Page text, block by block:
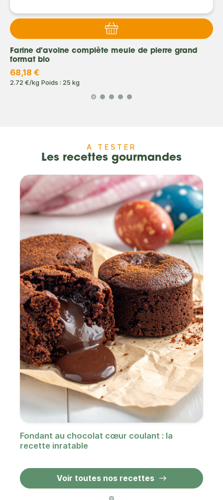
Farine d'avoine complète meule de pierre grand
format bio
68,18 €
2.72 €/kg Poids : 25 kg
A TESTER
Les recettes gourmandes
Fondant au chocolat cœur coulant : la
recette inratable
Voir toutes nos recettes